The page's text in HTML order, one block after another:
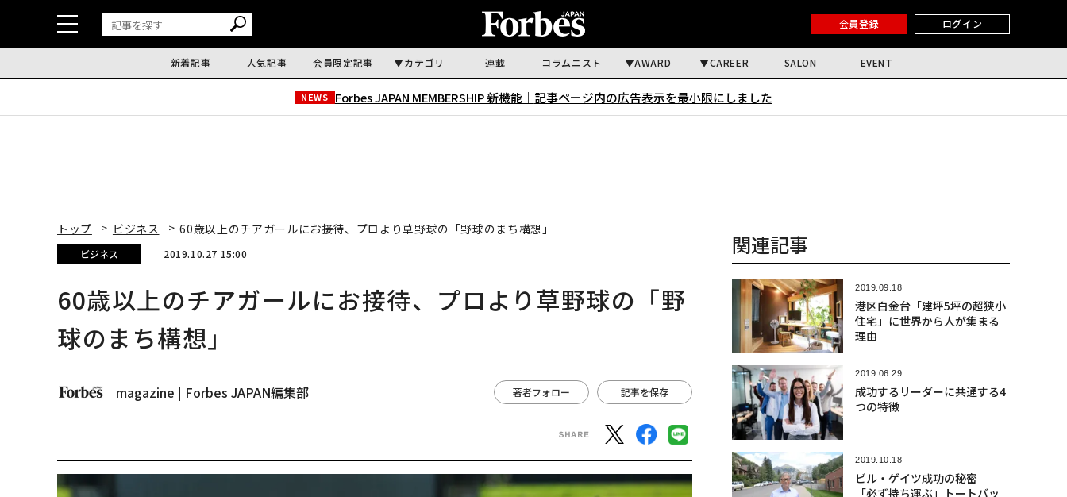
会員登録 ログイン
新着記事 人気記事 会員限定記事 カテゴリ 連載 コラムニスト AWARD CAREER SALON EVENT
NEWS Forbes JAPAN MEMBERSHIP 新機能｜ 記事ページ内の広告表示を最小限にしました
トップ ビジネス 60歳以上のチアガールにお接待、プロより草野球の「野球のまち構想」
ビジネス 2019.10.27 15:00
60歳以上のチアガールにお接待、プロより草野球の「野
球のまち構想」
magazine | Forbes JAPAN編集部 著者フォロー 記事を保存
関連記事
2019.09.18
港区白金台「建坪5坪の超狭小
住宅」に世界から人が集まる
理由
2019.06.29
成功するリーダーに共通する4
つの特徴
2019.10.18
ビル・ゲイツ成功の秘密
「必ず持ち運ぶ」トートバッ